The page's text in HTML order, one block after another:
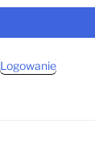
Logowanie